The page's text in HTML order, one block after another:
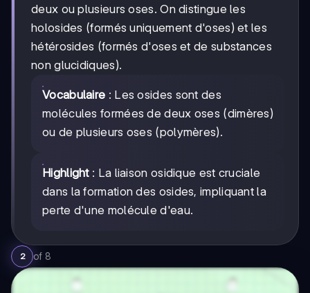
deux ou plusieurs oses. On distingue les
holosides (formés uniquement d'oses) et les
hétérosides (formés d'oses et de substances
non glucidiques).
Vocabulaire : Les osides sont des
molécules formées de deux oses (dimères)
ou de plusieurs oses (polymères).
Highlight: La liaison osidique est cruciale
dans la formation des osides, impliquant la
perte d'une molécule d'eau.
2 of 8